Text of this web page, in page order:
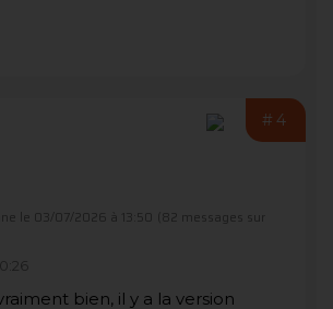
#4
le 03/07/2026 à 13:50
(82 messages sur
bien, il y a la version